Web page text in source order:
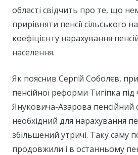
області свідчить про те, що
прирівняти пенсії сільського
коефіцієнту нарахування
населення.
Як пояснив Сергій Соболєв,
пенсійної реформи Тигіпка
Януковича-Азарова пенсійний
необхідний для нарахування
збільшений утричі. Таку саму
продовжили і в останньому